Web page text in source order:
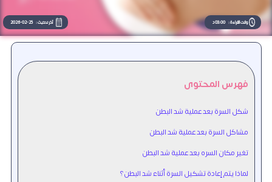
وقت القراءة : 03:00 د آخر تحديث : 2026-02-25
فهرس المحتوى
شكل السرة بعد عملية شد البطن
مشاكل السرة بعد عملية شد البطن
تغير مكان السره بعد عملية شد البطن
لماذا يتم إعادة تشكيل السرة أثناء شد البطن؟